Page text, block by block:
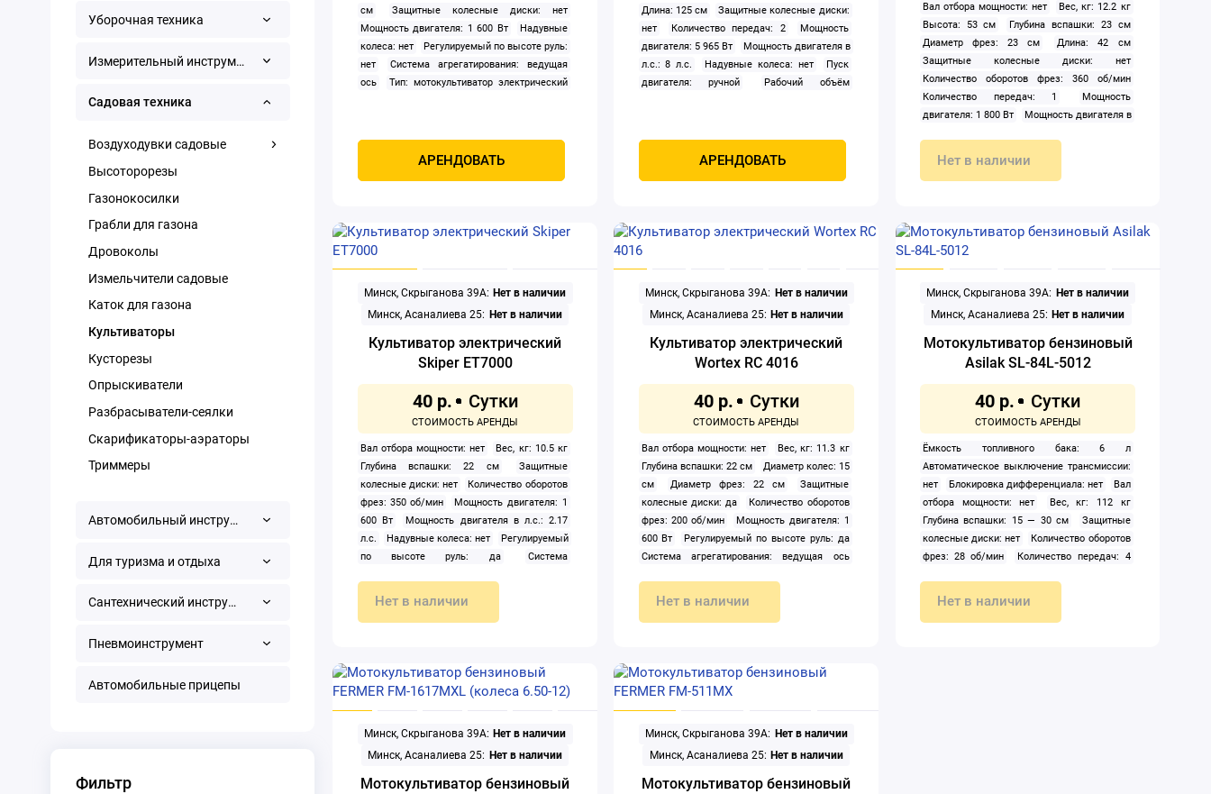
Уборочная техника
Измерительный инструмент
Садовая техника
Воздуходувки садовые
Высоторорезы
Газонокосилки
Грабли для газона
Дровоколы
Измельчители садовые
Каток для газона
Культиваторы
Кусторезы
Опрыскиватели
Разбрасыватели-сеялки
Скарификаторы-аэраторы
Триммеры
Автомобильный инструмент
Для туризма и отдыха
Сантехнический инструмент
Пневмоинструмент
Автомобильные прицепы
Фильтр
см
Защитные колесные диски: нет
Мощность двигателя: 1 600 Вт
Надувные
колеса: нет
Регулируемый по высоте руль:
нет
Система агрегатирования: ведущая
ось
Тип: мотокультиватор электрический
АРЕНДОВАТЬ
Длина: 125 см
Защитные колесные диски:
нет
Количество передач: 2
Мощность
двигателя: 5 965 Вт
Мощность двигателя в
л.с.: 8 л.с.
Надувные колеса: нет
Пуск
двигателя: ручной
Рабочий объём
Тип двигателя внутреннего
(культивации): 30 — 85 см
АРЕНДОВАТЬ
Вал отбора мощности: нет
Вес, кг: 12.2 кг
Высота: 53 см
Глубина вспашки: 23 см
Диаметр фрез: 23 см
Длина: 42 см
Защитные колесные диски: нет
Количество оборотов фрез: 360 об/мин
Количество передач: 1
Мощность
двигателя: 1 800 Вт
Мощность двигателя в
Ширина: 37.5 см
захвата (культивации): 40 см
Нет в наличии
Минск, Скрыганова 39А: Нет в наличии
Минск, Асаналиева 25: Нет в наличии
Культиватор электрический
Skiper ET7000
40 р.
Вал отбора мощности: нет
Вес, кг: 10.5 кг
Глубина вспашки: 22 см
Защитные
колесные диски: нет
Количество оборотов
фрез: 350 об/мин
Мощность двигателя: 1
600 Вт
Мощность двигателя в л.с.: 2.17
л.с.
Надувные колеса: нет
Регулируемый
по высоте руль: да
Система
Нет в наличии
Минск, Скрыганова 39А: Нет в наличии
Минск, Асаналиева 25: Нет в наличии
Культиватор электрический
Wortex RC 4016
40 р.
Вал отбора мощности: нет
Вес, кг: 11.3 кг
Глубина вспашки: 22 см
Диаметр колес: 15
см
Диаметр фрез: 22 см
Защитные
колесные диски: да
Количество оборотов
фрез: 200 об/мин
Мощность двигателя: 1
600 Вт
Регулируемый по высоте руль: да
Система агрегатирования: ведущая ось
Нет в наличии
Минск, Скрыганова 39А: Нет в наличии
Минск, Асаналиева 25: Нет в наличии
Мотокультиватор бензиновый
Asilak SL-84L-5012
40 р.
Ёмкость топливного бака: 6 л
Автоматическое выключение трансмиссии:
нет
Блокировка дифференциала: нет
Вал
отбора мощности: нет
Вес, кг: 112 кг
Глубина вспашки: 15 — 30 см
Защитные
колесные диски: нет
Количество оборотов
фрез: 28 об/мин
Количество передач: 4
Нет в наличии
Минск, Скрыганова 39А: Нет в наличии
Минск, Асаналиева 25: Нет в наличии
Мотокультиватор бензиновый
Минск, Скрыганова 39А: Нет в наличии
Минск, Асаналиева 25: Нет в наличии
Мотокультиватор бензиновый